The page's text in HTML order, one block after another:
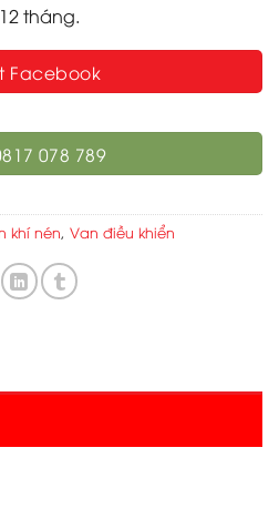
tháng.
Facebook
078 789
khí nén, Van điều khiển